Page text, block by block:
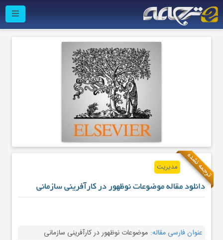
ترجمه نشده مدیریت
دانلود مقاله موضوعات نوظهور در کارآفرینی سازمانی
عنوان فارسی مقاله: موضوعات نوظهور در کارآفرینی سازمانی